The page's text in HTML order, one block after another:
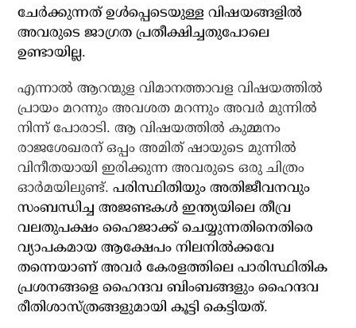
ചേര്‍ക്കുന്നത് ഉള്‍പ്പെടെയുള്ള വിഷയങ്ങളില്‍
അവരുടെ ജാഗ്രത പ്രതീക്ഷിച്ചതുപോലെ
ഉണ്ടായില്ല.
എന്നാല്‍ ആറന്മുള വിമാനത്താവള വിഷയത്തില്‍
പ്രായം മറന്നും അവശത മറന്നും അവര്‍ മുന്നില്‍
നിന്ന് പോരാടി. ആ വിഷയത്തില്‍ കുമ്മനം
രാജശേഖരന് ഒപ്പം അമിത് ഷായുടെ മുന്നില്‍
വിനീതയായി ഇരിക്കുന്ന അവരുടെ ഒരു ചിത്രം
ഓര്‍മയിലുണ്ട്.പരിസ്ഥിതിയും അതിജീവനവും
സംബന്ധിച്ച അജണ്ടകള്‍ ഇന്ത്യയിലെ തീവ്ര
വലതുപക്ഷം ഹൈജാക്ക് ചെയ്യുന്നതിനെതിരെ
വ്യാപകമായ ആക്ഷേപം നിലനില്‍ക്കവേ
തന്നെയാണ് അവര്‍ കേരളത്തിലെ പാരിസ്ഥിതിക
പ്രശനങ്ങളെ ഹൈന്ദവ ബിംബങ്ങളും ഹൈന്ദവ
രീതിശാസ്ത്രങ്ങളുമായി കൂട്ടി കെട്ടിയത്.